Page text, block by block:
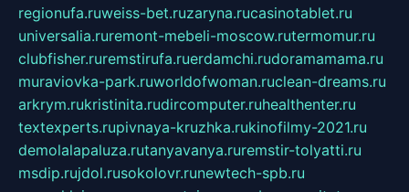
regionufa.ruweiss-bet.ruzaryna.rucasinotablet.ru
universalia.ruremont-mebeli-moscow.rutermomur.ru
clubfisher.ruremstirufa.ruerdamchi.rudoramamama.ru
muraviovka-park.ruworldofwoman.ruclean-dreams.ru
arkrym.rukristinita.rudircomputer.ruhealthenter.ru
textexperts.rupivnaya-kruzhka.rukinofilmy-2021.ru
demolalapaluza.rutanyavanya.ruremstir-tolyatti.ru
msdip.rujdol.rusokolovr.runewtech-spb.ru